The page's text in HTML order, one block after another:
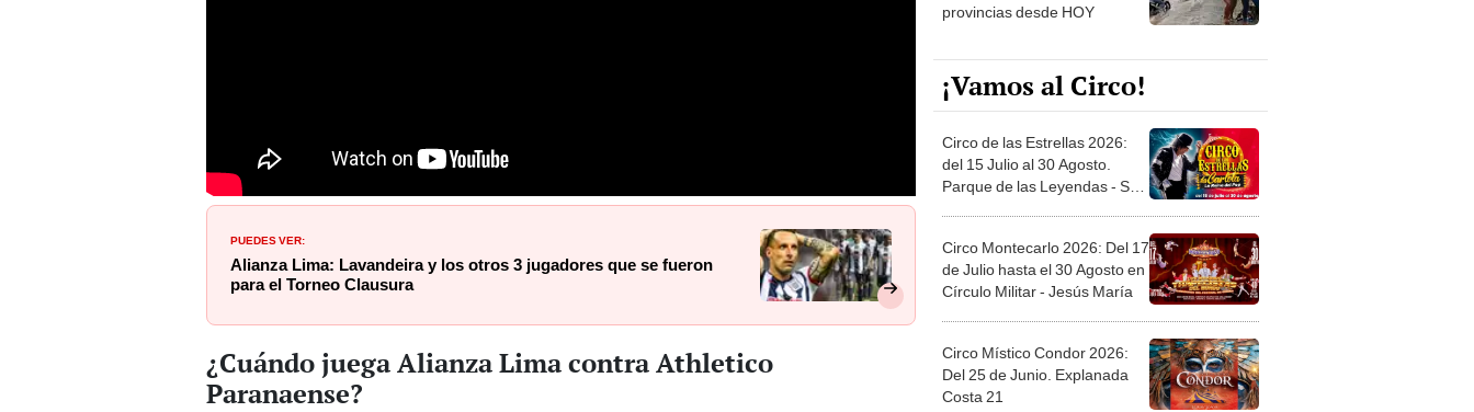
PUEDES VER:
Alianza Lima: Lavandeira y los otros 3 jugadores que se fueron
para el Torneo Clausura
¿Cuándo juega Alianza Lima contra Athletico
Paranaense?
provincias desde HOY
¡Vamos al Circo!
Circo de las Estrellas 2026:
del 15 Julio al 30 Agosto.
Parque de las Leyendas - San
Circo Montecarlo 2026: Del 17
de Julio hasta el 30 Agosto en
Círculo Militar - Jesús María
Circo Místico Condor 2026:
Del 25 de Junio. Explanada
Costa 21